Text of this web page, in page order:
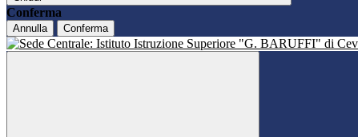
Conferma
Annulla Conferma